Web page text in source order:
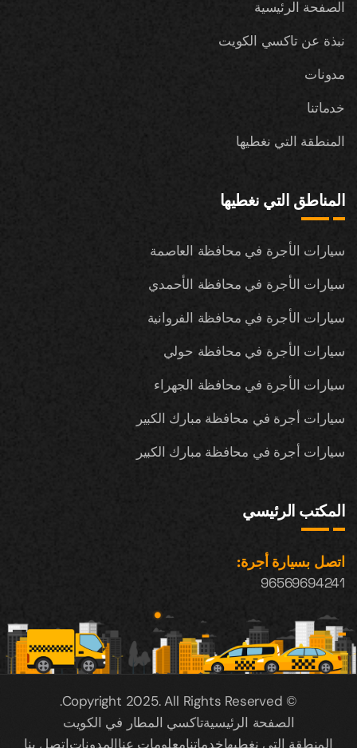
الصفحة الرئيسية
نبذة عن تاكسي الكويت
مدونات
خدماتنا
المنطقة التي نغطيها
المناطق التي نغطيها
سيارات الأجرة في محافظة العاصمة
سيارات الأجرة في محافظة الأحمدي
سيارات الأجرة في محافظة الفروانية
سيارات الأجرة في محافظة حولي
سيارات الأجرة في محافظة الجهراء
سيارات أجرة في محافظة مبارك الكبير
سيارات أجرة في محافظة مبارك الكبير
المكتب الرئيسي
اتصل بسيارة أجرة:
96569694241
© Copyright 2025. All Rights Reserved.
الصفحة الرئيسيةتاكسي المطار في الكويت
المنطقة التي نغطيهاخدماتنامعلومات عناالمدوناتاتصل بنا